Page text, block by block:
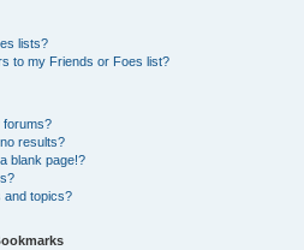
lists?
to my Friends or Foes list?
forums?
results?
blank page!?
and topics?